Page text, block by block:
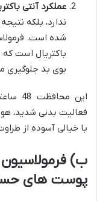
عملکرد آنتی
ندارد، بلکه
باکتریال است که
بوی بد جلوگیری
این
فعالیت بدنی شدید،
با خیالی آسوده از
ب) فرمولاسیون
پوست های